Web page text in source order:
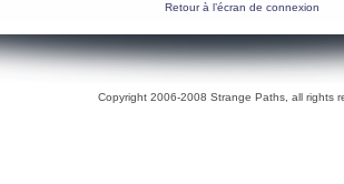
Retour à l’écran de connexion
Copyright 2006-2008 Strange Paths, all rights